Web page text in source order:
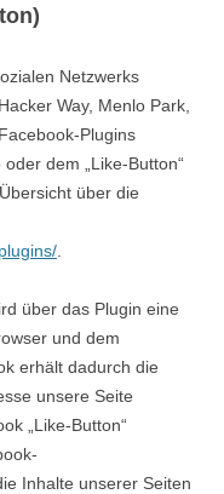
Netzwerks
Way, Menlo Park,
Plugins
dem „Like-Button“
über die
über das Plugin eine
und dem
erhält dadurch die
unsere Seite
„Like-Button“
Inhalte unserer Seiten